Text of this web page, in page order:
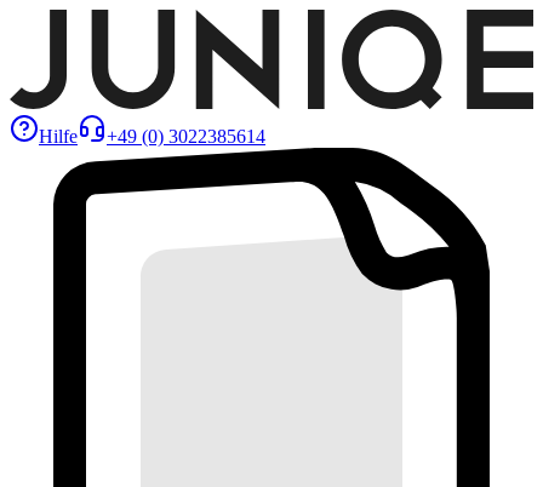
Hilfe +49 (0) 3022385614